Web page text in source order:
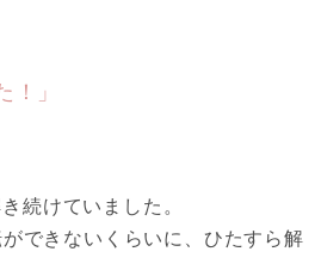
！」
続けていました。
できないくらいに、ひたすら解